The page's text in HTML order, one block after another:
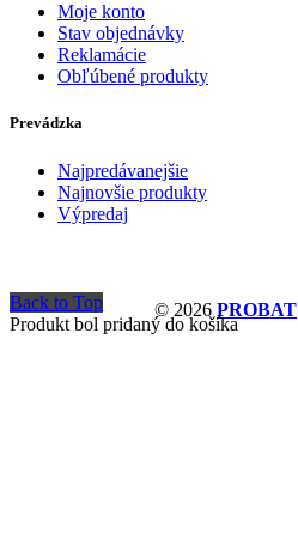
Moje konto
Stav objednávky
Reklamácie
Obľúbené produkty
Prevádzka
Najpredávanejšie
Najnovšie produkty
Výpredaj
© 2026 PROBAT
Back to Top
Produkt bol pridaný do košíka